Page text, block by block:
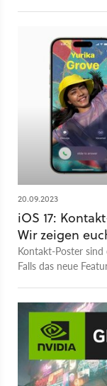
20.09.2023
iOS 17:
Wir zeigen
Kontakt-Poster
Falls das neue